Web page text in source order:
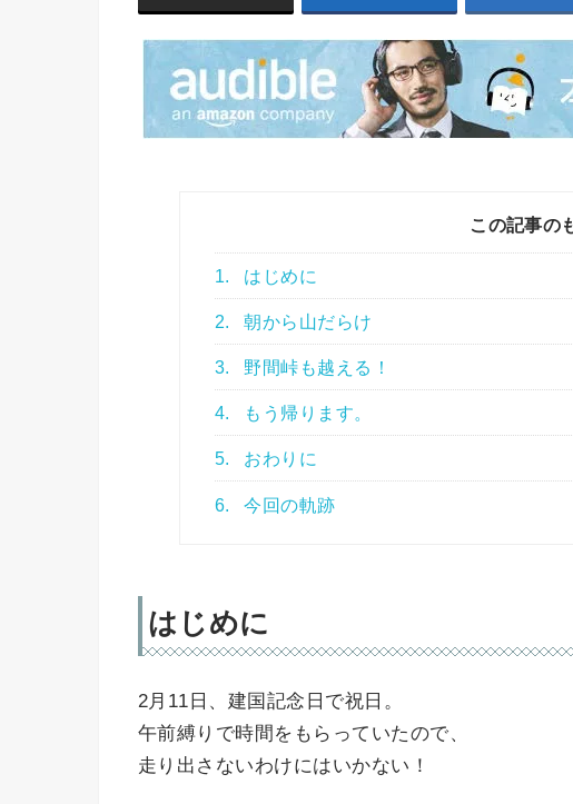
この記事の
1. はじめに
2. 朝から山だらけ
3. 野間峠も越える！
4. もう帰ります。
5. おわりに
6. 今回の軌跡
はじめに
2月11日、建国記念日で祝日。
午前縛りで時間をもらっていたので、
走り出さないわけにはいかない！